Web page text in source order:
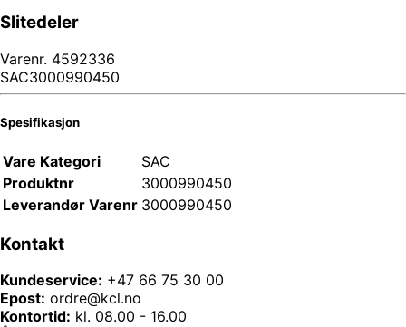
Slitedeler
Varenr. 4592336
SAC3000990450
Spesifikasjon
Vare Kategori
SAC
Produktnr
3000990450
Leverandør Varenr 3000990450
Kontakt
Kundeservice: +47 66 75 30 00
Epost: ordre@kcl.no
Kontortid: kl. 08.00 - 16.00